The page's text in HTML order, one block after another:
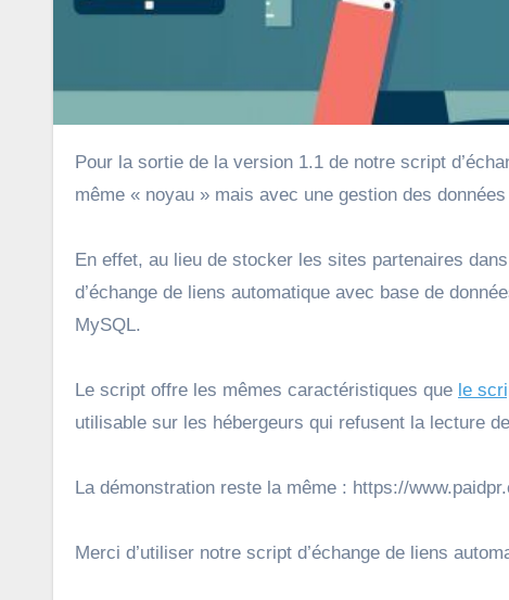
Pour la sortie de la version 1.1 de notre script d’échange de liens automatique, nous avons élaboré un script avec le
même « noyau » mais avec une gestion des
En effet, au lieu de stocker les sites partenaires
d’échange de liens automatique avec base de
MySQL.
Le script offre les mêmes caractéristiques que le
utilisable sur les hébergeurs qui refusent la lecture
La démonstration reste la même : https://
Merci d’utiliser notre script d’échange de liens